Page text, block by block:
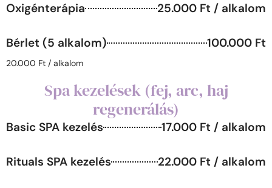
Oxigénterápia 25.000 Ft / alkalom
Bérlet (5 alkalom) 100.000 Ft
20.000 Ft / alkalom
Spa kezelések (fej, arc, haj
regenerálás)
Basic SPA kezelés 17.000 Ft / alkalom
Rituals SPA kezelés 22.000 Ft / alkalom